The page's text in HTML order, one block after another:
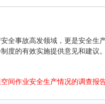
全事故高发领域，更是安全生
度的有效实施提供意见和建议
间作业安全生产情况的调查报